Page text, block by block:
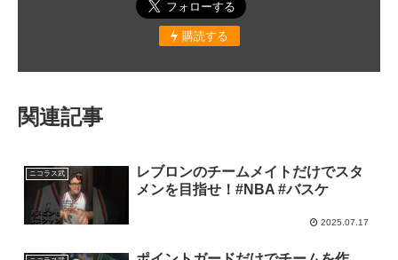
購読する
関連記事
ニコラス武
レブロンのチームメイトだけでスタ
メンを目指せ！#NBA #バスケ
2025.07.17